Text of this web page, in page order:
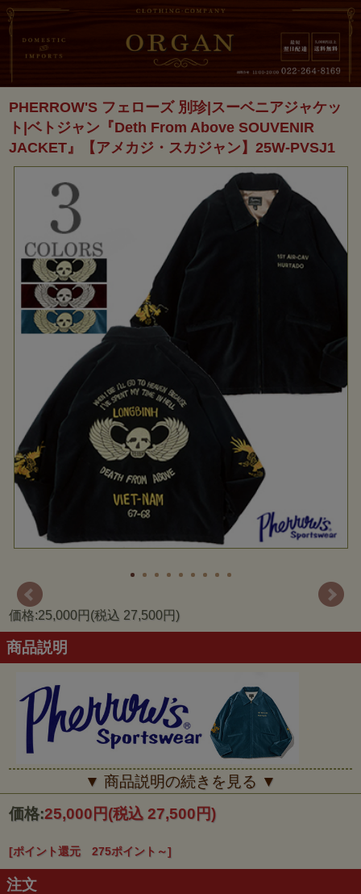
PHERROW'S フェローズ 別珍|スーベニアジャケッ
ト|ベトジャン『Deth From Above SOUVENIR
JACKET』【アメカジ・スカジャン】25W-PVSJ1
価格:25,000円(税込 27,500円)
商品説明
■■■PHERROW'S■■■
PHERROW'S 「レプリカ」という言葉が、世の中に定着しておら
ず、まだまだメジャーではない時代。古着市場において、じわじわと
価格が高騰し始めていた両Ｖ、フリーダ ムスリーブやダブルフェイ
スのパーカといったヴィンテージスウェットを、世界に先駆ける完全
も自分のオリジナリティを大切にしている人に理解してもらいたいブ
ランドとして、「流行に左右されないモノ創り」をポリシーに、これ
▼ 商品説明の続きを見る ▼
価格:25,000円(税込 27,500円)
[ポイント還元 275ポイント～]
注文